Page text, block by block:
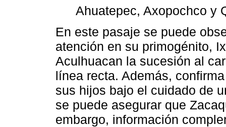
Ahuatepec, Axopochco y
En este pasaje se puede
atención en su primogénito,
Aculhuacan la sucesión al
línea recta. Además,
sus hijos bajo el cuidado de
se puede asegurar que
embargo, información